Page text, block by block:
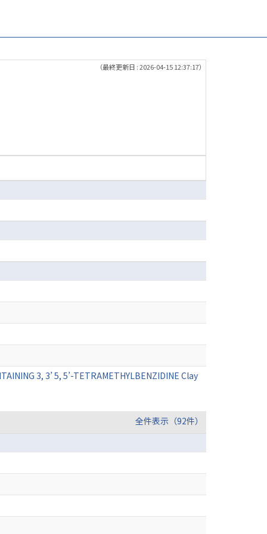
（最終更新日 : 2026-04-15 12:37:17）
3, 3’ 5, 5’-TETRAMETHYLBENZIDINE Clay
全件表示（92件）